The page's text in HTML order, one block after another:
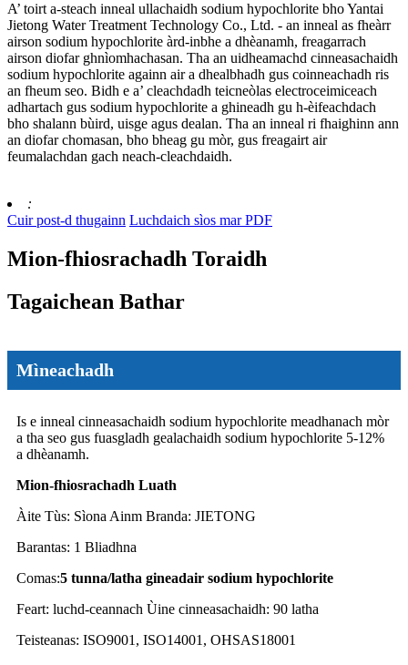
A’ toirt a-steach inneal ullachaidh sodium hypochlorite bho Yantai
Jietong Water Treatment Technology Co., Ltd. - an inneal as fheàrr
airson sodium hypochlorite àrd-inbhe a dhèanamh, freagarrach
airson diofar ghnìomhachasan. Tha an uidheamachd cinneasachaidh
sodium hypochlorite againn air a dhealbhadh gus coinneachadh ris
an fheum seo. Bidh e a’ cleachdadh teicneòlas electroceimiceach
adhartach gus sodium hypochlorite a ghineadh gu h-èifeachdach
bho shalann bùird, uisge agus dealan. Tha an inneal ri fhaighinn ann
an diofar chomasan, bho bheag gu mòr, gus freagairt air
feumalachdan gach neach-cleachdaidh.
:
Cuir post-d thugainn Luchdaich sìos mar PDF
Mion-fhiosrachadh Toraidh
Tagaichean Bathar
Mìneachadh
Is e inneal cinneasachaidh sodium hypochlorite meadhanach mòr
a tha seo gus fuasgladh gealachaidh sodium hypochlorite 5-12%
a dhèanamh.
Mion-fhiosrachadh Luath
Àite Tùs: Sìona Ainm Branda: JIETONG
Barantas: 1 Bliadhna
Comas:5 tunna/latha gineadair sodium hypochlorite
Feart: luchd-ceannach Ùine cinneasachaidh: 90 latha
Teisteanas: ISO9001, ISO14001, OHSAS18001